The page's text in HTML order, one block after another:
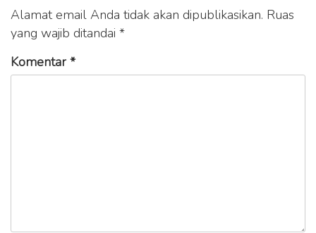
Alamat email Anda tidak akan dipublikasikan. Ruas
yang wajib ditandai *
Komentar *